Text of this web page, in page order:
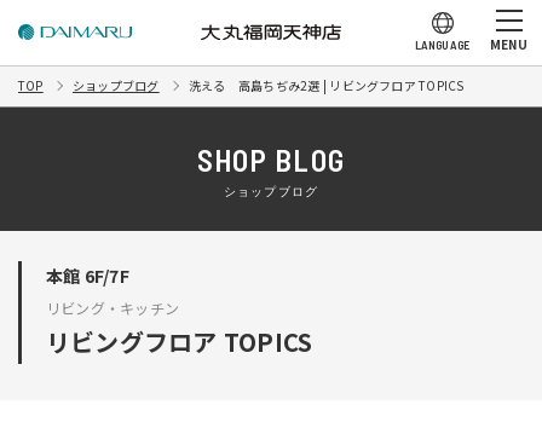
LANGUAGE MENU
TOP ショップブログ 洗える 高島ちぢみ2選 | リビングフロア TOPICS
SHOP BLOG
ショップブログ
本館 6F/7F
リビング・キッチン
リビングフロア TOPICS